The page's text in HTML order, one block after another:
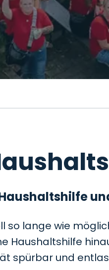
so lange wie
Haushaltshilfe
spürbar und